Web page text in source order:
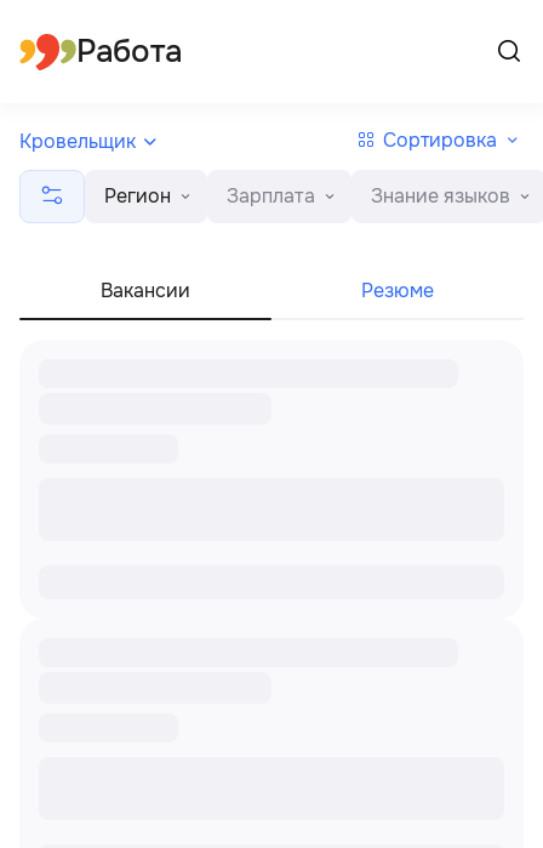
Работа
Вакансии Резюме
Регион Зарплата Знание языков
Кровельщик Сортировка